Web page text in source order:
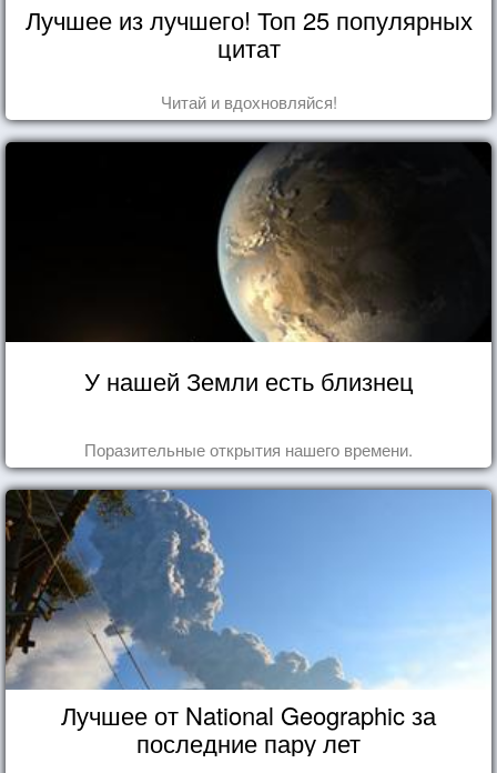
Лучшее из лучшего! Топ 25 популярных
цитат
Читай и вдохновляйся!
У нашей Земли есть близнец
Поразительные открытия нашего времени.
Лучшее от National Geographic за
последние пару лет